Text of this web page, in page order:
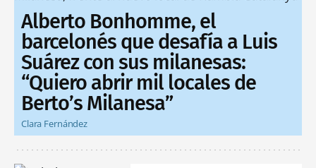
Alberto Bonhomme, el
barcelonés que desafía a Luis
Suárez con sus milanesas:
“Quiero abrir mil locales de
Berto’s Milanesa”
Clara Fernández